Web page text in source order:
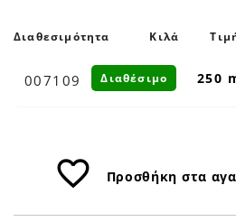
|
Petfan
Διαθεσιμότητα Κιλά
007109 250
Διαθέσιμο
favorite_border Προσθήκη στα